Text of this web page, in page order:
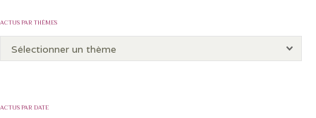
ACTUS PAR THÈMES
ACTUS PAR DATE